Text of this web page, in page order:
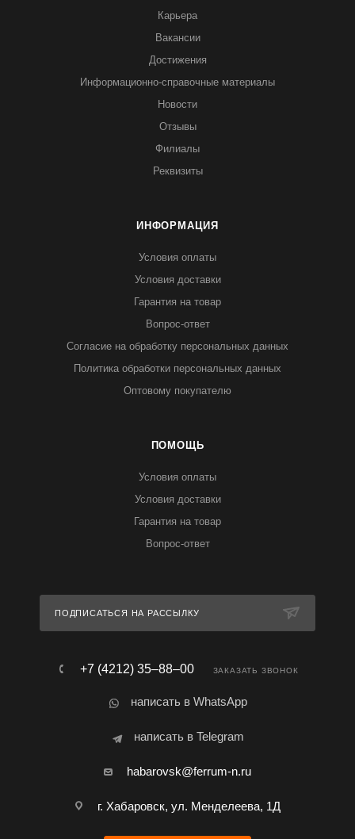
Карьера
Вакансии
Достижения
Информационно-справочные материалы
Новости
Отзывы
Филиалы
Реквизиты
ИНФОРМАЦИЯ
Условия оплаты
Условия доставки
Гарантия на товар
Вопрос-ответ
Согласие на обработку персональных данных
Политика обработки персональных данных
Оптовому покупателю
ПОМОЩЬ
Условия оплаты
Условия доставки
Гарантия на товар
Вопрос-ответ
ПОДПИСАТЬСЯ НА РАССЫЛКУ
+7 (4212) 35‒88‒00 ЗАКАЗАТЬ ЗВОНОК
написать в WhatsApp
написать в Telegram
habarovsk@ferrum-n.ru
г. Хабаровск, ул. Менделеева, 1Д